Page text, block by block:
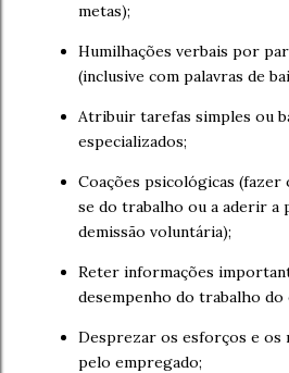
metas);
Humilhações verbais por
(inclusive com palavras de
Atribuir tarefas simples ou
especializados;
Coações psicológicas
se do trabalho ou a aderir a
demissão voluntária);
Reter informações
desempenho do trabalho do
Desprezar os esforços e os
pelo empregado;